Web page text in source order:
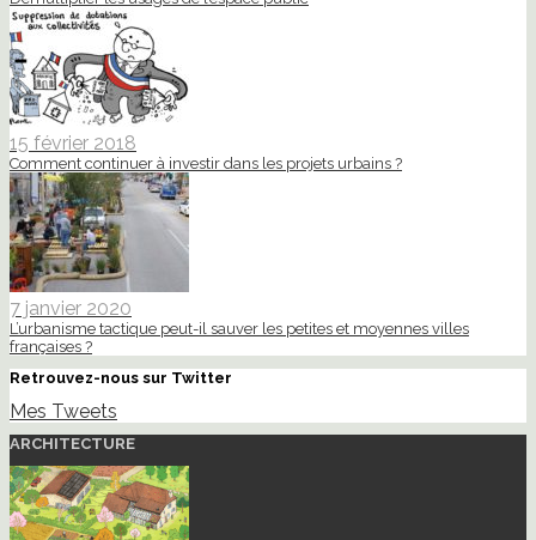
15 février 2018
Comment continuer à investir dans les projets urbains ?
7 janvier 2020
L’urbanisme tactique peut-il sauver les petites et moyennes villes
françaises ?
Retrouvez-nous sur Twitter
Mes Tweets
ARCHITECTURE